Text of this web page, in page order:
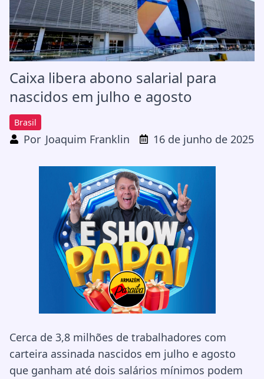
Caixa libera abono salarial para
nascidos em julho e agosto
Brasil
Por Joaquim Franklin 16 de junho de 2025
Cerca de 3,8 milhões de trabalhadores com
carteira assinada nascidos em julho e agosto
que ganham até dois salários mínimos podem